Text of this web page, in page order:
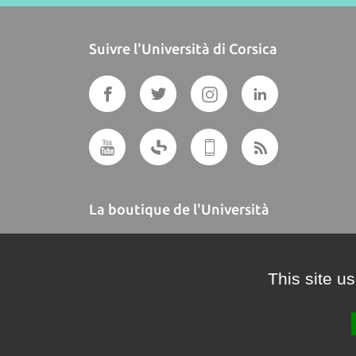
Suivre l'Università di Corsica
La boutique de l'Università
This site